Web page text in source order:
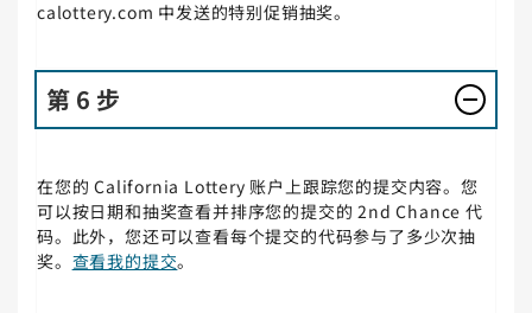
calottery.com 中发送的特别促销抽奖。
第 6 步
在您的 California Lottery 账户上跟踪您的提交内容。您
可以按日期和抽奖查看并排序您的提交的 2nd Chance 代
码。此外，您还可以查看每个提交的代码参与了多少次抽
奖。 查看我的提交。